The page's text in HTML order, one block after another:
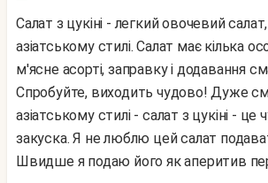
Салат з цукіні - легкий овочевий салат, приготований в
азіатському стилі. Салат має кілька
м'ясне асорті, заправку і додавання
Спробуйте, виходить чудово! Дуже
азіатському стилі - салат з цукіні - це
закуска. Я не люблю цей салат
Швидше я подаю його як аперитив